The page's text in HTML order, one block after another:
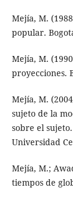
Mejía, M.
popular.
Mejía, M.
proyecciones.
Mejía, M.
sujeto de la
sobre el
Universidad
Mejía, M.;
tiempos de